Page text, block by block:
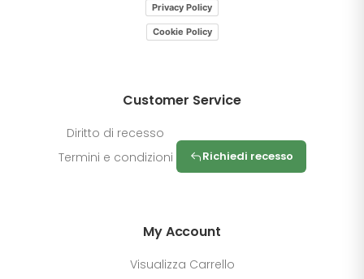
Privacy Policy
Cookie Policy
Customer Service
Diritto di recesso
Termini e condizioni
Richiedi recesso
My Account
Visualizza Carrello